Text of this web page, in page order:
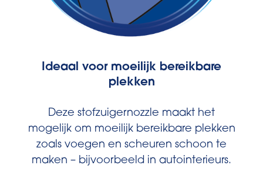
Ideaal voor moeilijk bereikbare
plekken
Deze stofzuigernozzle maakt het
mogelijk om moeilijk bereikbare plekken
zoals voegen en scheuren schoon te
maken – bijvoorbeeld in autointerieurs.